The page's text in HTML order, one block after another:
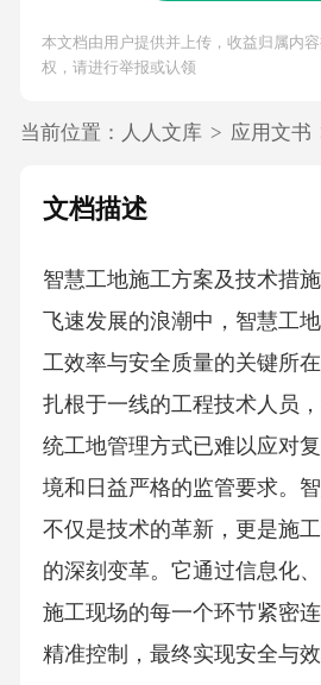
本文档由用户提供并上传，收益归属内
权，请进行举报或认领
当前位置： 人人文库 > 应用文书
文档描述
智慧工地施工方案及技术措
飞速发展的浪潮中，智慧工
工效率与安全质量的关键所
扎根于一线的工程技术人员
统工地管理方式已难以应对
境和日益严格的监管要求。
不仅是技术的革新，更是施
的深刻变革。它通过信息化
施工现场的每一个环节紧密
精准控制，最终实现安全与